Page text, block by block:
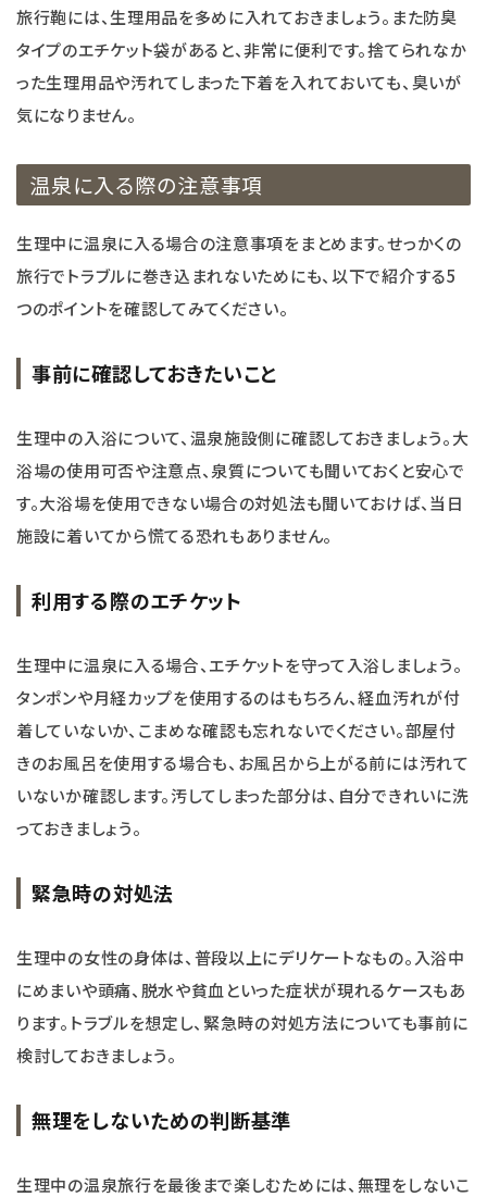
旅行鞄には、生理用品を多めに入れておきましょう。また防臭
タイプのエチケット袋があると、非常に便利です。捨てられなか
った生理用品や汚れてしまった下着を入れておいても、臭いが
気になりません。
温泉に入る際の注意事項
生理中に温泉に入る場合の注意事項をまとめます。せっかくの
旅行でトラブルに巻き込まれないためにも、以下で紹介する5
つのポイントを確認してみてください。
事前に確認しておきたいこと
生理中の入浴について、温泉施設側に確認しておきましょう。大
浴場の使用可否や注意点、泉質についても聞いておくと安心で
す。大浴場を使用できない場合の対処法も聞いておけば、当日
施設に着いてから慌てる恐れもありません。
利用する際のエチケット
生理中に温泉に入る場合、エチケットを守って入浴しましょう。
タンポンや月経カップを使用するのはもちろん、経血汚れが付
着していないか、こまめな確認も忘れないでください。部屋付
きのお風呂を使用する場合も、お風呂から上がる前には汚れて
いないか確認します。汚してしまった部分は、自分できれいに洗
っておきましょう。
緊急時の対処法
生理中の女性の身体は、普段以上にデリケートなもの。入浴中
にめまいや頭痛、脱水や貧血といった症状が現れるケースもあ
ります。トラブルを想定し、緊急時の対処方法についても事前に
検討しておきましょう。
無理をしないための判断基準
生理中の温泉旅行を最後まで楽しむためには、無理をしないこ